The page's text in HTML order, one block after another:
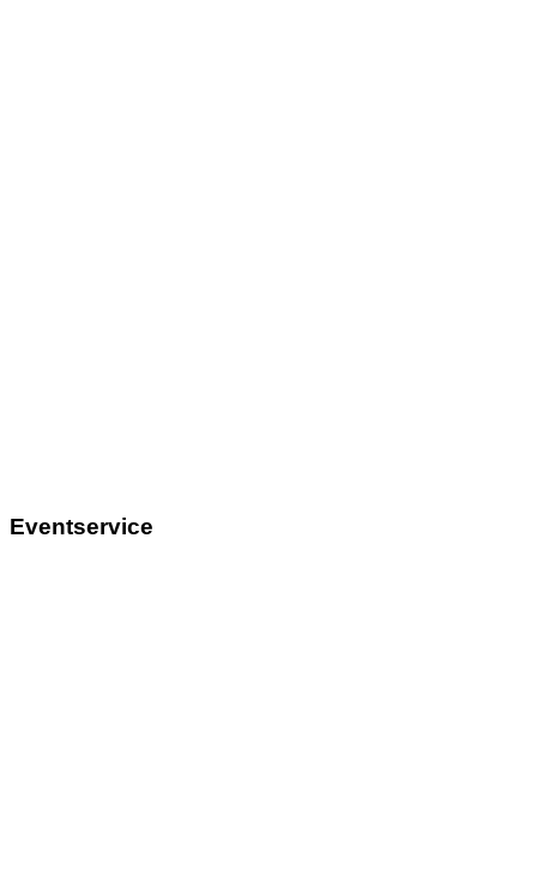
Eventservice